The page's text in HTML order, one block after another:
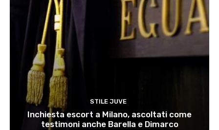
STILE JUVE
Inchiesta escort a Milano, ascoltati come
testimoni anche Barella e Dimarco